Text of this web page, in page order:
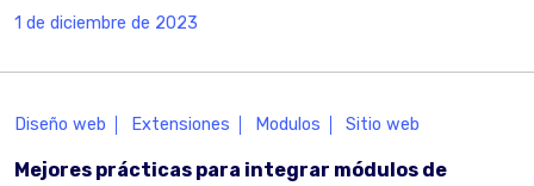
1 de diciembre de 2023
Diseño web Extensiones Modulos Sitio web
Mejores prácticas para integrar módulos de